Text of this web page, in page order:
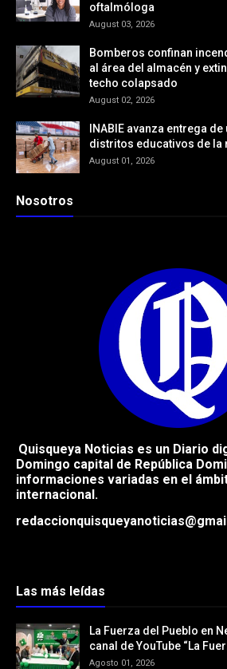
oftalmóloga
August 03, 2026
Bomberos confinan
al área del almacén y
techo colapsado
August 02, 2026
INABIE avanza entrega
distritos educativos de la
August 01, 2026
Nosotros
Quisqueya Noticias es un Diario
Domingo capital de República
informaciones variadas en el
internacional.
Las más leídas
La Fuerza del Pueblo en
canal de YouTube “La
Agosto 01, 2026